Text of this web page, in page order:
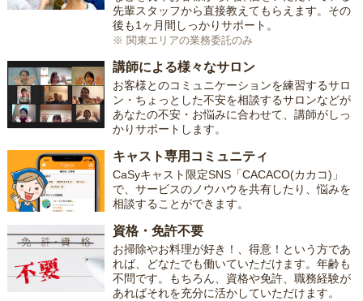
先輩スタッフから直接教えてもらえます。その
後も1ヶ月間しっかりサポート。
※ 関東エリアの業務委託のみ
講師による様々なサロン
お客様とのコミュニケーションを練習するサロ
ン・ちょっとした不安を相談するサロンなどが
あなたの不安・お悩みに合わせて、講師がしっ
かりサポートします。
キャスト専用コミュニティ
CaSyキャスト限定SNS「CACACO(カカコ)」
で、サービスのノウハウを共有したり、悩みを
相談することができます。
資格・免許不要
お掃除やお料理が好き！、得意！という方であ
れば、どなたでも働いていただけます。年齢も
不問です。もちろん、資格や免許、職務経験が
あればそれを充分に活かしていただけます。